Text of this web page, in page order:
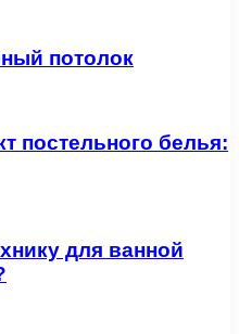
потолок
постельного белья:
для ванной